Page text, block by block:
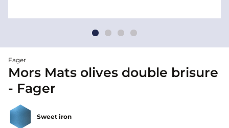
Fager
Mors Mats olives double brisure
- Fager
Sweet iron